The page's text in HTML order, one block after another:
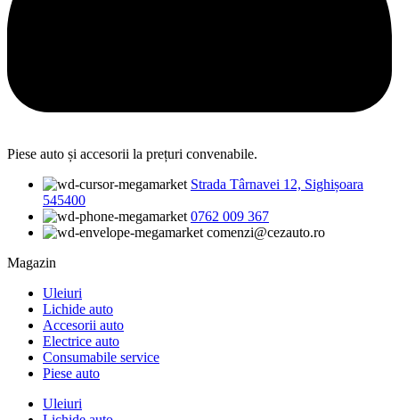
Piese auto și accesorii la prețuri convenabile.
Strada Târnavei 12, Sighișoara
545400
0762 009 367
comenzi@cezauto.ro
Magazin
Uleiuri
Lichide auto
Accesorii auto
Electrice auto
Consumabile service
Piese auto
Uleiuri